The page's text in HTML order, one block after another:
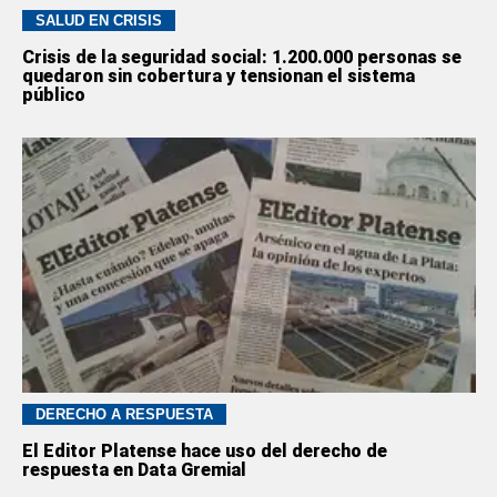
SALUD EN CRISIS
Crisis de la seguridad social: 1.200.000 personas se
quedaron sin cobertura y tensionan el sistema
público
DERECHO A RESPUESTA
El Editor Platense hace uso del derecho de
respuesta en Data Gremial